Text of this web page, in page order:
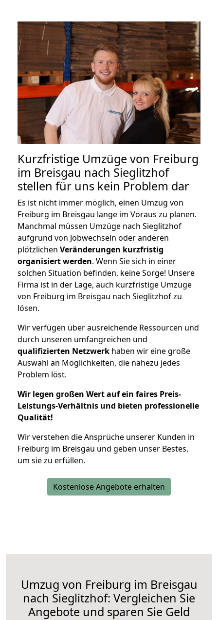
Kurzfristige Umzüge von Freiburg
im Breisgau nach Sieglitzhof
stellen für uns kein Problem dar
Es ist nicht immer möglich, einen Umzug von
Freiburg im Breisgau lange im Voraus zu planen.
Manchmal müssen Umzüge nach Sieglitzhof
aufgrund von Jobwechseln oder anderen
plötzlichen Veränderungen kurzfristig
organisiert werden. Wenn Sie sich in einer
solchen Situation befinden, keine Sorge! Unsere
Firma ist in der Lage, auch kurzfristige Umzüge
von Freiburg im Breisgau nach Sieglitzhof zu
lösen.
Wir verfügen über ausreichende Ressourcen und
durch unseren umfangreichen und
qualifizierten Netzwerk haben wir eine große
Auswahl an Möglichkeiten, die nahezu jedes
Problem löst.
Wir legen großen Wert auf ein faires Preis-
Leistungs-Verhältnis und bieten professionelle
Qualität!
Wir verstehen die Ansprüche unserer Kunden in
Freiburg im Breisgau und geben unser Bestes,
um sie zu erfüllen.
Kostenlose Angebote erhalten
Umzug von Freiburg im Breisgau
nach Sieglitzhof: Vergleichen Sie
Angebote und sparen Sie Geld